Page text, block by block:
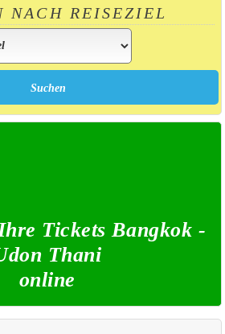
NACH REISEZIEL
Tickets Bangkok -
Thani
online